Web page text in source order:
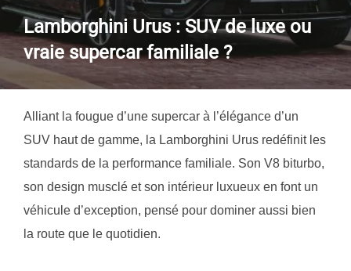
Lamborghini Urus : SUV de luxe ou
vraie supercar familiale ?
Alliant la fougue d’une supercar à l’élégance d’un
SUV haut de gamme, la Lamborghini Urus redéfinit les
standards de la performance familiale. Son V8 biturbo,
son design musclé et son intérieur luxueux en font un
véhicule d’exception, pensé pour dominer aussi bien
la route que le quotidien.